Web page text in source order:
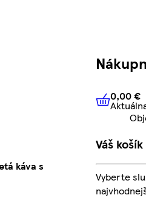
káva s
0,00 €
0,00 €
Váš košík
Vyberte